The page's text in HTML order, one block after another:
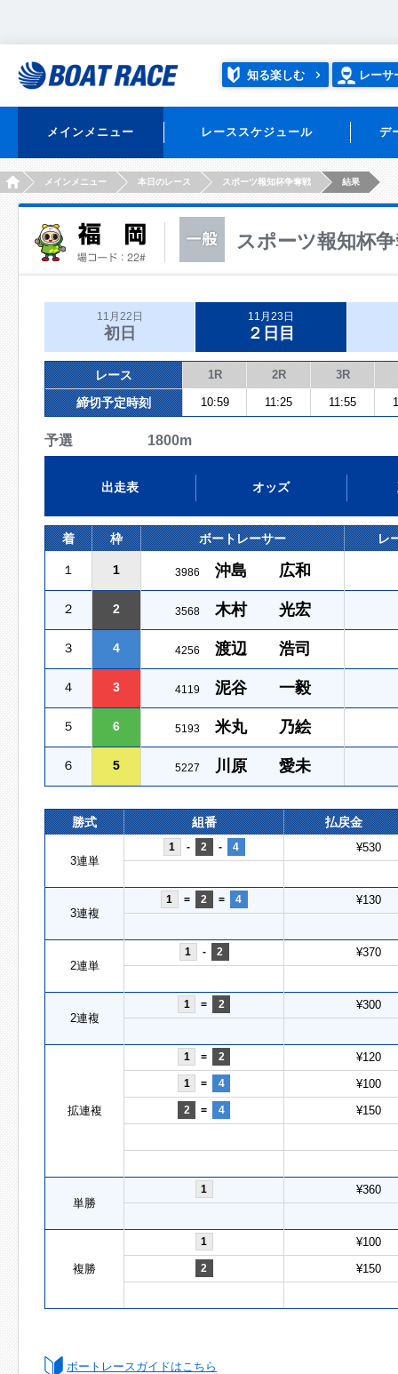
知る楽しむ レーサ
メインメニュー レーススケジュール デ
HOMEメインメニュー 本日のレース スポーツ報知杯争奪戦 結果
スポーツ報知杯
11月22日
初日
11月23日
２日目
レース 1R 2R 3R
締切予定時刻 10:59 11:25 11:55
予選 1800m
出走表 オッズ
着 枠 ボートレーサー レ
１ 1 3986 沖島 広和
２ 2 3568 木村 光宏
３ 4 4256 渡辺 浩司
４ 3 4119 泥谷 一毅
５ 6 5193 米丸 乃絵
６ 5 5227 川原 愛未
勝式 組番 払戻金
3連単
1 - 2 - 4 ¥530
3連複
1 = 2 = 4 ¥130
2連単
1 - 2 ¥370
2連複
1 = 2 ¥300
拡連複
1 = 2 ¥120
1 = 4 ¥100
2 = 4 ¥150
単勝
1 ¥360
複勝
1 ¥100
2 ¥150
ボートレースガイドはこちら